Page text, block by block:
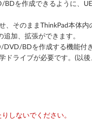
を作成できるように、
そのままThinkPad本体
加、拡張ができます。
BDを作成する機能付
ライブが必要です。(以
しないでください。